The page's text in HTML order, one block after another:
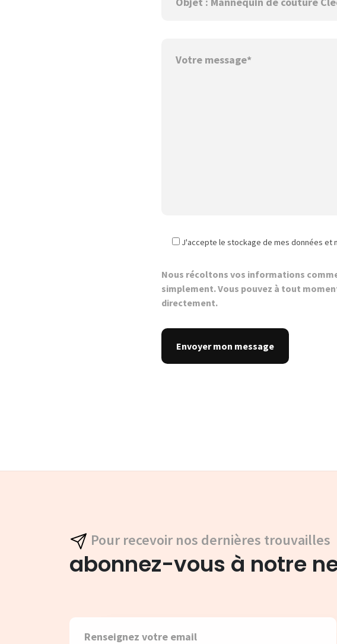
J'accepte le stockage de mes données
Nous récoltons vos informations
simplement. Vous pouvez à tout
directement.
Pour recevoir nos dernières trouvailles
abonnez-vous à notre